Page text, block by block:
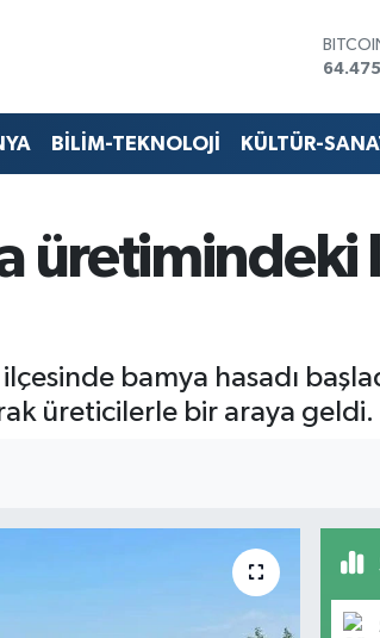
EURO
GRAM
6518.23
BİLİM-TEKNOLOJİ KÜLTÜR-
bamya hasadı
üreticilerle bir araya geldi.